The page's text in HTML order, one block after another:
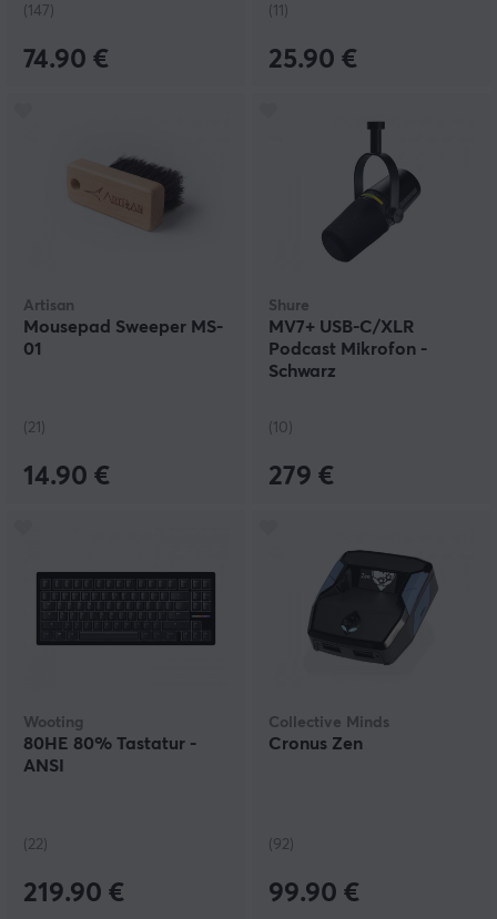
(147)
74.90 €
(11)
25.90 €
Artisan
Mousepad Sweeper MS-
01
(21)
14.90 €
Shure
MV7+ USB-C/XLR
Podcast Mikrofon -
Schwarz
(10)
279 €
Wooting
80HE 80% Tastatur -
ANSI
(22)
219.90 €
Collective Minds
Cronus Zen
(92)
99.90 €